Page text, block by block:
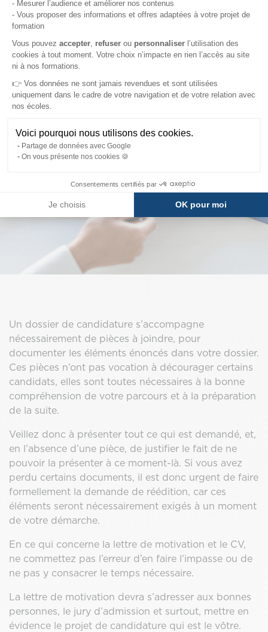
- Mesurer l’audience et améliorer nos contenus
- Vous proposer des informations et offres adaptées à votre projet de
formation
Vous pouvez accepter refuser ou personnaliser l’utilisation des
cookies à tout moment. Votre choix n’impacte en rien l’accès au site
ni à nos formations.
👉 Vos données ne sont jamais revendues et sont utilisées
uniquement dans le cadre de votre navigation et de votre relation avec
nos écoles.
Voici pourquoi nous utilisons des cookies.
Partage de données avec Google
On vous présente nos cookies 🍪
Consentements certifiés par
Je choisis OK pour moi
Axeptio consent
pièces demandées
Un dossier de candidature s’accompagne
nécessairement de pièces à joindre, pour
documenter les éléments énoncés dans votre dossier.
Ces pièces n’ont pas vocation à décourager certains
candidats, elles sont toutes nécessaires à la bonne
compréhension de votre parcours et à la préparation
de la suite.
Veillez donc à présenter tout ce qui est demandé, et,
en l’absence d’une pièce, de justifier le fait de ne
pouvoir la présenter à ce moment-là. Si vous avez
perdu certains documents, il est donc urgent de faire
formellement la demande de réédition, car ces
éléments seront nécessairement exigés à un moment
de votre démarche.
En ce qui concerne la lettre de motivation et le CV,
ne commettez pas l’erreur d’en faire l’impasse ou de
ne pas y consacrer le temps nécessaire.
La lettre de motivation devra s’adresser aux bonnes
personnes, le jury d’admission et surtout, mettre en
évidence le projet de candidature qui est le vôtre.